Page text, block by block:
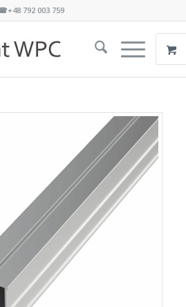
792 003 759